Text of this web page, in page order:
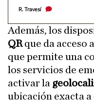
R. Travesí
Además, los
QRque da acceso
que permite una
los servicios de
activar la
ubicación exacta